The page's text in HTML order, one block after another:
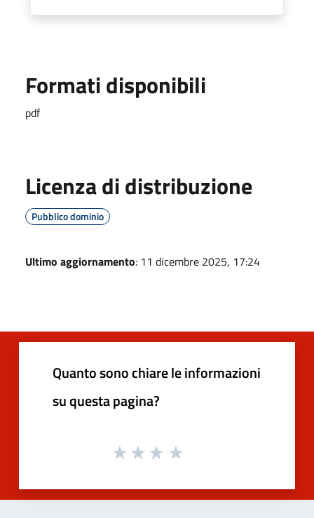
Formati disponibili
pdf
Licenza di distribuzione
Pubblico dominio
Ultimo aggiornamento: 11 dicembre 2025, 17:24
Quanto sono chiare le informazioni
su questa pagina?